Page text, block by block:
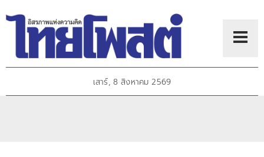
เสาร์, 8 สิงหาคม 2569